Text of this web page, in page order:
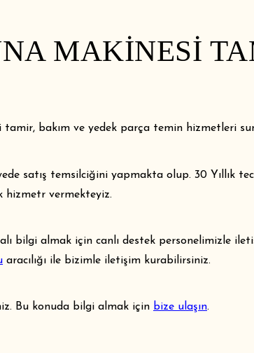
MAKINESI
tamir, bakım ve yedek parça temin hizmetleri
satış temsilciğini yapmakta olup. 30 Yıllık
hizmetr vermekteyiz.
bilgi almak için canlı destek personelimizle
aracılığı ile bizimle iletişim kurabilirsiniz.
Bu konuda bilgi almak için bize ulaşın.